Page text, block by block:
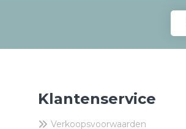
Klantenservice
Verkoopsvoorwaarden